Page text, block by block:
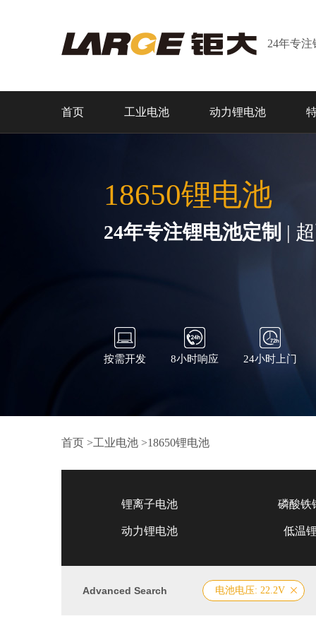
24年专
首页 工业电池 动力锂电池
18650锂电池
24年专注锂电池定制 |
按需开发 8小时响应 24小时上门
首页 >工业电池 >18650锂电池
锂离子电池 磷酸铁
动力锂电池 低温
Advanced Search 电池电压: 22.2V